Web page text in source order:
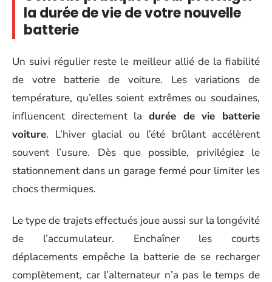
la durée de vie de votre nouvelle
batterie
Un suivi régulier reste le meilleur allié de la fiabilité
de votre batterie de voiture. Les variations de
température, qu’elles soient extrêmes ou soudaines,
influencent directement la durée de vie batterie
voiture. L’hiver glacial ou l’été brûlant accélèrent
souvent l’usure. Dès que possible, privilégiez le
stationnement dans un garage fermé pour limiter les
chocs thermiques.
Le type de trajets effectués joue aussi sur la longévité
de l’accumulateur. Enchaîner les courts
déplacements empêche la batterie de se recharger
complètement, car l’alternateur n’a pas le temps de